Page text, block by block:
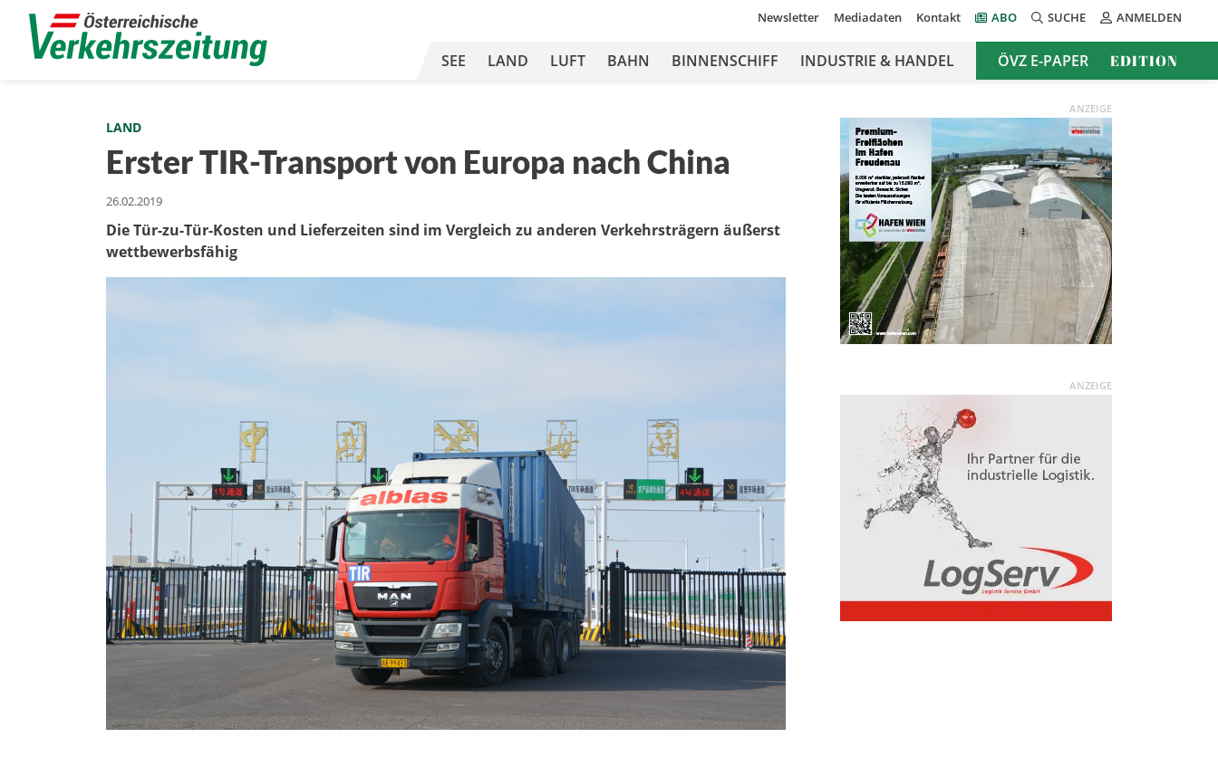
Newsletter Mediadaten Kontakt ABO SUCHE ANMELDEN
SEE LAND LUFT BAHN BINNENSCHIFF INDUSTRIE & HANDEL ÖVZ E-PAPER EDITION
LAND
Erster TIR-Transport von Europa nach China
26.02.2019
Die Tür-zu-Tür-Kosten und Lieferzeiten sind im Vergleich zu anderen Verkehrsträgern äußerst
wettbewerbsfähig
ANZEIGE
ANZEIGE